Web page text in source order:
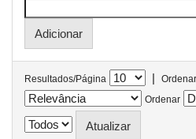
Resultados/Página |
Ordenar